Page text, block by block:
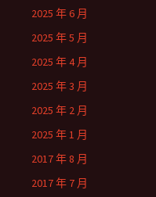
2025 年 6 月
2025 年 5 月
2025 年 4 月
2025 年 3 月
2025 年 2 月
2025 年 1 月
2017 年 8 月
2017 年 7 月